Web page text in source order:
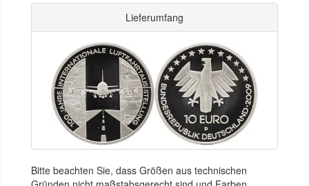
Lieferumfang
Bitte beachten Sie, dass Größen aus technischen